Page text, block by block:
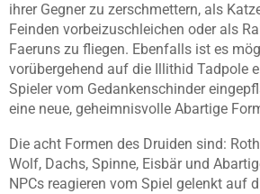
ihrer Gegner zu zerschmettern, als
Feinden vorbeizuschleichen oder als
Faeruns zu fliegen. Ebenfalls ist es
vorübergehend auf die Illithid Tadpole
Spieler vom Gedankenschinder
eine neue, geheimnisvolle Abartige
Die acht Formen des Druiden sind:
Wolf, Dachs, Spinne, Eisbär und
NPCs reagieren vom Spiel gelenkt auf